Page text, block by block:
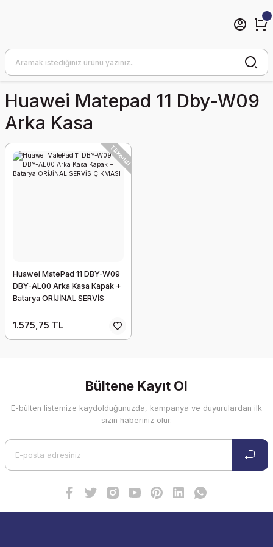
Huawei Matepad 11 Dby-W09
Arka Kasa
Tükendi
Huawei MatePad 11 DBY-W09
DBY-AL00 Arka Kasa Kapak +
Batarya ORİJİNAL SERVİS
1.575,75 TL
Bültene Kayıt Ol
E-bülten listemize kaydolduğunuzda, kampanya ve duyurulardan ilk
sizin haberiniz olur.